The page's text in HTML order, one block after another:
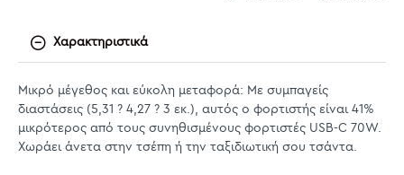
Χαρακτηριστικά
Μικρό μέγεθος και εύκολη μεταφορά: Με συμπαγείς
διαστάσεις (5,31 ? 4,27 ? 3 εκ.), αυτός ο φορτιστής είναι 41%
μικρότερος από τους συνηθισμένους φορτιστές USB-C 70W.
Χωράει άνετα στην τσέπη ή την ταξιδιωτική σου τσάντα.